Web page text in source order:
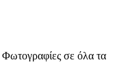
σε όλα τα